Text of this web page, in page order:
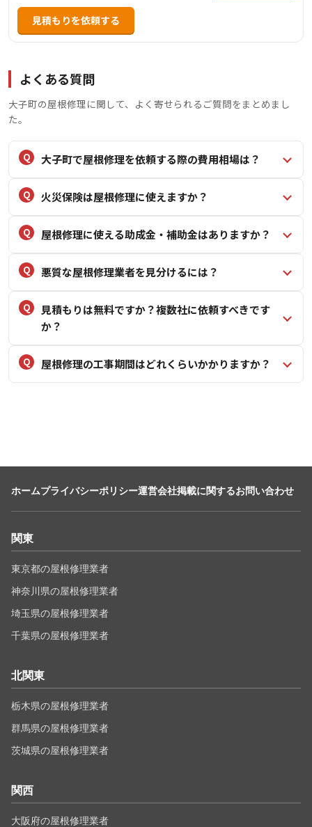
見積もりを依頼する
よくある質問
大子町の屋根修理に関して、よく寄せられるご質問をまとめまし
た。
大子町で屋根修理を依頼する際の費用相場は？
火災保険は屋根修理に使えますか？
屋根修理に使える助成金・補助金はありますか？
悪質な屋根修理業者を見分けるには？
見積もりは無料ですか？複数社に依頼すべきです
か？
屋根修理の工事期間はどれくらいかかりますか？
ホームプライバシーポリシー運営会社掲載に関するお問い合わせ
関東
東京都の屋根修理業者
神奈川県の屋根修理業者
埼玉県の屋根修理業者
千葉県の屋根修理業者
北関東
栃木県の屋根修理業者
群馬県の屋根修理業者
茨城県の屋根修理業者
関西
大阪府の屋根修理業者